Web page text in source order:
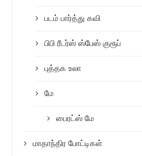
படம் பார்த்து கவி
பிபி ரீடர்ஸ் ஸ்பேஸ் குரூப்
புத்தக உலா
மே
பைரட்ஸ் மே
மாதாந்திர போட்டிகள்